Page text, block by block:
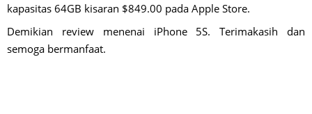
kapasitas 64GB kisaran $849.00 pada Apple Store.
Demikian review menenai iPhone 5S. Terimakasih dan
semoga bermanfaat.